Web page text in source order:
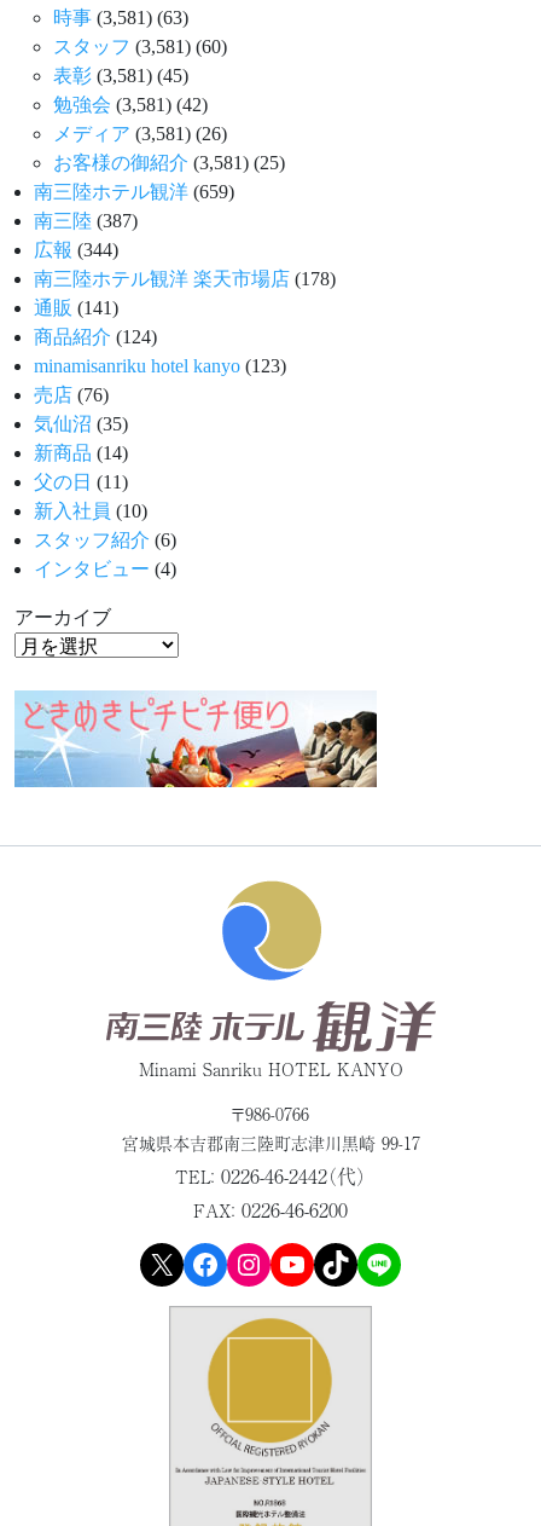
時事 (3,581) (63)
スタッフ (3,581) (60)
表彰 (3,581) (45)
勉強会 (3,581) (42)
メディア (3,581) (26)
お客様の御紹介 (3,581) (25)
南三陸ホテル観洋 (659)
南三陸 (387)
広報 (344)
南三陸ホテル観洋 楽天市場店 (178)
通販 (141)
商品紹介 (124)
minamisanriku hotel kanyo (123)
売店 (76)
気仙沼 (35)
新商品 (14)
父の日 (11)
新入社員 (10)
スタッフ紹介 (6)
インタビュー (4)
アーカイブ
Minami Sanriku HOTEL KANYO
〒986-0766
宮城県本吉郡南三陸町志津川黒崎 99-17
TEL： 0226-46-2442（代）
FAX： 0226-46-6200
X Facebook Instagram YouTube TikTok LINE